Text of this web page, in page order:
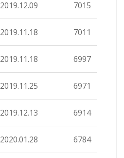
2019.12.09 7015
2019.11.18 7011
2019.11.18 6997
2019.11.25 6971
2019.12.13 6914
2020.01.28 6784